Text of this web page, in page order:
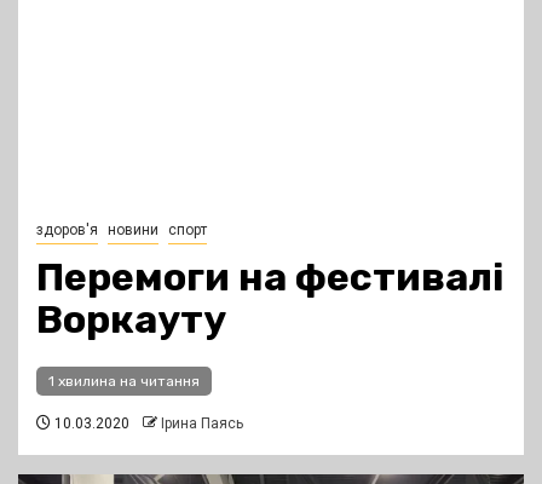
здоров'я новини спорт
Перемоги на фестивалі
Воркауту
1 хвилина на читання
10.03.2020 Ірина Паясь